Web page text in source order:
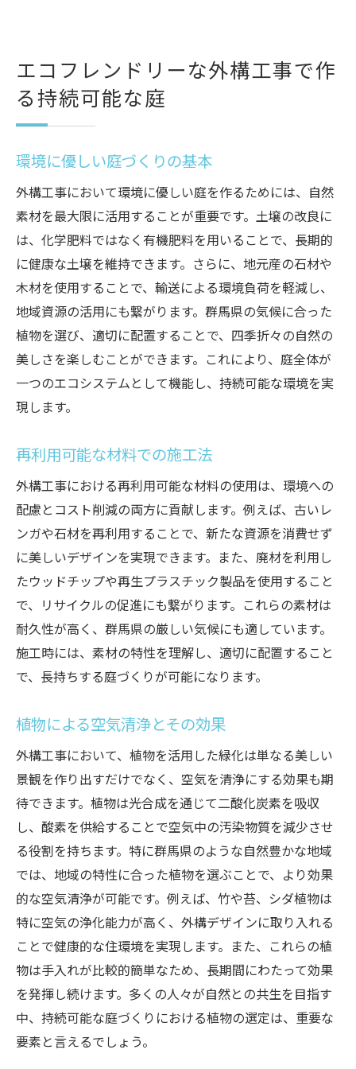
エコフレンドリーな外構工事で作
る持続可能な庭
環境に優しい庭づくりの基本
外構工事において環境に優しい庭を作るためには、自然
素材を最大限に活用することが重要です。土壌の改良に
は、化学肥料ではなく有機肥料を用いることで、長期的
に健康な土壌を維持できます。さらに、地元産の石材や
木材を使用することで、輸送による環境負荷を軽減し、
地域資源の活用にも繋がります。群馬県の気候に合った
植物を選び、適切に配置することで、四季折々の自然の
美しさを楽しむことができます。これにより、庭全体が
一つのエコシステムとして機能し、持続可能な環境を実
現します。
再利用可能な材料での施工法
外構工事における再利用可能な材料の使用は、環境への
配慮とコスト削減の両方に貢献します。例えば、古いレ
ンガや石材を再利用することで、新たな資源を消費せず
に美しいデザインを実現できます。また、廃材を利用し
たウッドチップや再生プラスチック製品を使用すること
で、リサイクルの促進にも繋がります。これらの素材は
耐久性が高く、群馬県の厳しい気候にも適しています。
施工時には、素材の特性を理解し、適切に配置すること
で、長持ちする庭づくりが可能になります。
植物による空気清浄とその効果
外構工事において、植物を活用した緑化は単なる美しい
景観を作り出すだけでなく、空気を清浄にする効果も期
待できます。植物は光合成を通じて二酸化炭素を吸収
し、酸素を供給することで空気中の汚染物質を減少させ
る役割を持ちます。特に群馬県のような自然豊かな地域
では、地域の特性に合った植物を選ぶことで、より効果
的な空気清浄が可能です。例えば、竹や苔、シダ植物は
特に空気の浄化能力が高く、外構デザインに取り入れる
ことで健康的な住環境を実現します。また、これらの植
物は手入れが比較的簡単なため、長期間にわたって効果
を発揮し続けます。多くの人々が自然との共生を目指す
中、持続可能な庭づくりにおける植物の選定は、重要な
要素と言えるでしょう。